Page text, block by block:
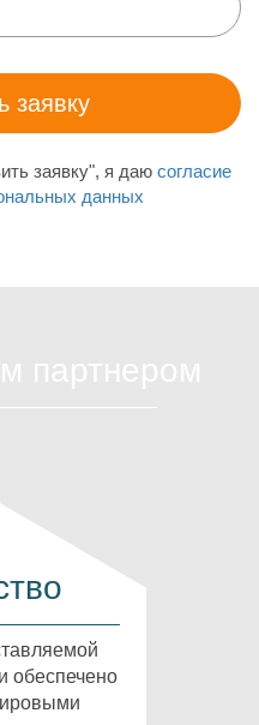
заявку", я даю согласие
данных
обеспечено